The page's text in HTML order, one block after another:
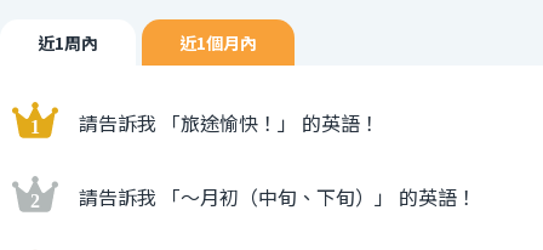
近1周內 近1個月內
請告訴我 「旅途愉快！」 的英語！
請告訴我 「〜月初（中旬、下旬）」 的英語！